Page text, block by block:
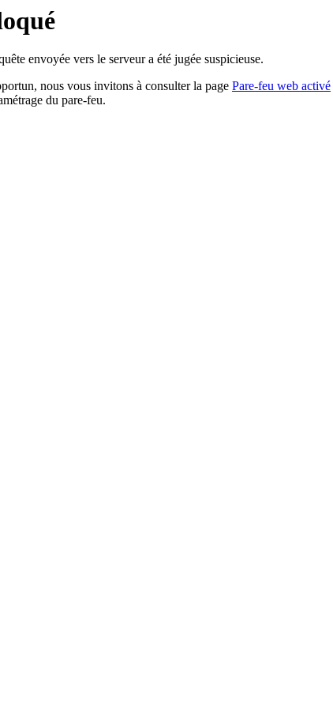
envoyée vers le serveur a été jugée suspicieuse.
nous vous invitons à consulter la page Pare-feu web activé
du pare-feu.